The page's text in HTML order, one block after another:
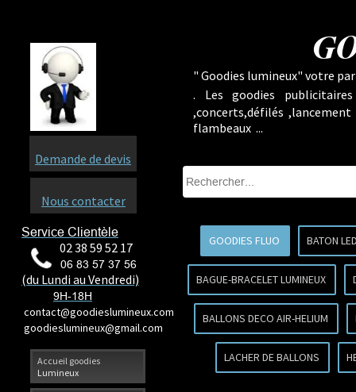
Accueil goodies
Lumineux
Service Clientèle
02 38 59 52 17
06 83 57 37 56
(du Lundi au Vendredi)
9H-18H
contact@goodieslumineux.com
goodieslumineux@gmail.com
Demande de devis
Nous contacter
" Goodies lumineux" votre
. Les goodies
,concerts,défilés
flambeaux ...
GOODIES FLUO BATON
BAGUE-BRACELET LUMINEUX
BALLONS DECO AIR-HELIUM
LACHER DE BALLONS